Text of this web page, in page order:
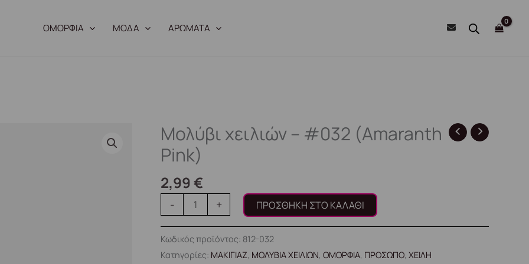
ΟΜΟΡΦΙΑ ΜΟΔΑ ΑΡΩΜΑΤΑ
Μολύβι χειλιών – #032 (Amaranth
Pink)
2,99€
-
Μολύβι
χειλιών
-
#032
(Amaranth
Pink)
ποσότητα
+ ΠΡΟΣΘΉΚΗ ΣΤΟ ΚΑΛΆΘΙ
Κωδικός προϊόντος: 812-032
Κατηγορίες: ΜΑΚΙΓΙΑΖ, ΜΟΛΥΒΙΑ ΧΕΙΛΙΩΝ,ΟΜΟΡΦΙΑ, ΠΡΟΣΩΠΟ,ΧΕΙΛΗ